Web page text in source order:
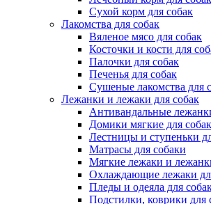
Сухой корм для собак
Лакомства для собак
Вяленое мясо для собак
Косточки и кости для
Палочки для собак
Печенья для собак
Сушеные лакомства для
Лежанки и лежаки для собак
Антивандальные
Домики мягкие для собак
Лестницы и ступеньки
Матрасы для собаки
Мягкие лежаки и
Охлаждающие лежаки
Пледы и одеяла для
Подстилки, коврики для